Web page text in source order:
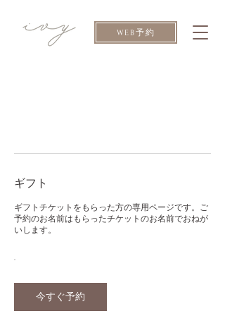
WEB予約
ギフト
ギフトチケットをもらった方の専用ページです。ご
予約のお名前はもらったチケットのお名前でおねが
いします。
今すぐ予約